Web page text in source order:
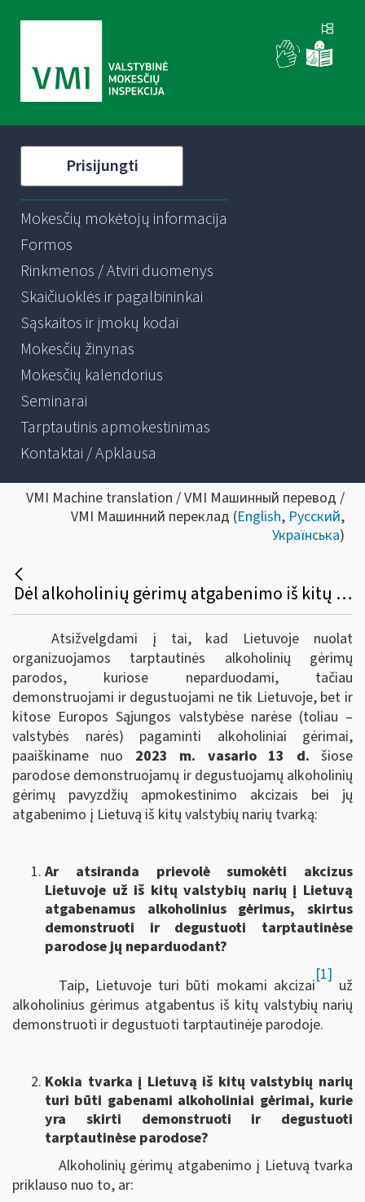
Prisijungti
Mokesčių mokėtojų informacija
Formos
Rinkmenos / Atviri duomenys
Skaičiuoklės ir pagalbininkai
Sąskaitos ir įmokų kodai
Mokesčių žinynas
Mokesčių kalendorius
Seminarai
Tarptautinis apmokestinimas
Kontaktai / Apklausa
VMI Machine translation / VMI Машинный перевод /
VMI Машинний переклад (English, Русский,
Українська)
Dėl alkoholinių gėrimų atgabenimo iš kitų Europos sąjungos valstybių narių į tarptautines parodas Lietuvoje bei akcizų sumokėjimo
Atsižvelgdami į tai, kad Lietuvoje nuolat
organizuojamos tarptautinės alkoholinių gėrimų
parodos, kuriose neparduodami, tačiau
demonstruojami ir degustuojami ne tik Lietuvoje, bet ir
kitose Europos Sąjungos valstybėse narėse (toliau –
valstybės narės) pagaminti alkoholiniai gėrimai,
paaiškiname nuo 2023 m. vasario 13 d. šiose
parodose demonstruojamų ir degustuojamų alkoholinių
gėrimų pavyzdžių apmokestinimo akcizais bei jų
atgabenimo į Lietuvą iš kitų valstybių narių tvarką:
Ar atsiranda prievolė sumokėti akcizus
Lietuvoje už iš kitų valstybių narių į Lietuvą
atgabenamus alkoholinius gėrimus, skirtus
demonstruoti ir degustuoti tarptautinėse
parodose jų neparduodant?
Taip, Lietuvoje turi būti mokami akcizai
[1]
už
alkoholinius gėrimus atgabentus iš kitų valstybių narių
demonstruoti ir degustuoti tarptautinėje parodoje.
Kokia tvarka į Lietuvą iš kitų valstybių narių
turi būti gabenami alkoholiniai gėrimai, kurie
yra skirti demonstruoti ir degustuoti
tarptautinėse parodose?
Alkoholinių gėrimų atgabenimo į Lietuvą tvarka
priklauso nuo to, ar: